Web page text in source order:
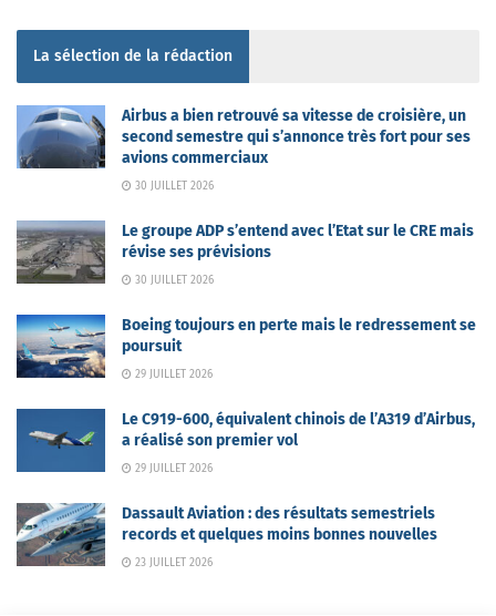
La sélection de la rédaction
Airbus a bien retrouvé sa vitesse de croisière, un
second semestre qui s’annonce très fort pour ses
avions commerciaux
30 JUILLET 2026
Le groupe ADP s’entend avec l’Etat sur le CRE mais
révise ses prévisions
30 JUILLET 2026
Boeing toujours en perte mais le redressement se
poursuit
29 JUILLET 2026
Le C919-600, équivalent chinois de l’A319 d’Airbus,
a réalisé son premier vol
29 JUILLET 2026
Dassault Aviation : des résultats semestriels
records et quelques moins bonnes nouvelles
23 JUILLET 2026